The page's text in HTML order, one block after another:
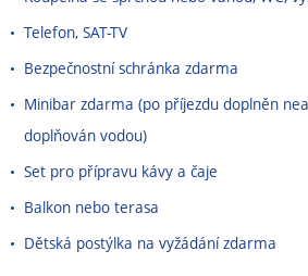
Telefon, SAT-TV
Bezpečnostní schránka zdarma
Minibar zdarma (po příjezdu doplněn
doplňován vodou)
Set pro přípravu kávy a čaje
Balkon nebo terasa
Dětská postýlka na vyžádání zdarma